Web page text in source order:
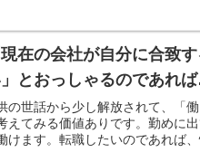
現在の会社が自分に合致
とおっしゃるのであれば
の世話から少し解放されて、「
えてみる価値ありです。勤めに
けます。転職したいのであれば